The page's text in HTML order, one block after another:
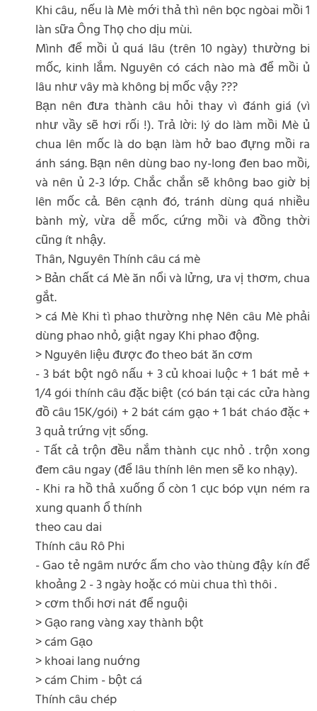
Khi câu, nếu là Mè mới thả thì nên bọc ngòai mồi 1
làn sữa Ông Thọ cho dịu mùi.
Mình để mồi ủ quá lâu (trên 10 ngày) thường bi
mốc, kinh lắm. Nguyên có cách nào mà để mồi ủ
lâu như vây mà không bị mốc vậy ???
Bạn nên đưa thành câu hỏi thay vì đánh giá (vì
như vầy sẽ hơi rối !). Trả lời: lý do làm mồi Mè ủ
chua lên mốc là do bạn làm hở bao đựng mồi ra
ánh sáng. Bạn nên dùng bao ny-long đen bao mồi,
và nên ủ 2-3 lớp. Chắc chắn sẽ không bao giờ bị
lên mốc cả. Bên cạnh đó, tránh dùng quá nhiều
bành mỳ, vừa dễ mốc, cứng mồi và đồng thời
cũng ít nhậy.
Thân, Nguyên Thính câu cá mè
> Bản chất cá Mè ăn nổi và lửng, ưa vị thơm, chua
gắt.
> cá Mè Khi tì phao thường nhẹ Nên câu Mè phải
dùng phao nhỏ, giật ngay Khi phao động.
> Nguyên liệu được đo theo bát ăn cơm
- 3 bát bột ngô nấu + 3 củ khoai luộc + 1 bát mẻ +
1/4 gói thính câu đặc biệt (có bán tại các cửa hàng
đồ câu 15K/gói) + 2 bát cám gạo + 1 bát cháo đặc +
3 quả trứng vịt sống.
- Tất cả trộn đều nắm thành cục nhỏ . trộn xong
đem câu ngay (để lâu thính lên men sẽ ko nhạy).
- Khi ra hồ thả xuống ổ còn 1 cục bóp vụn ném ra
xung quanh ổ thính
theo cau dai
Thính câu Rô Phi
- Gao tẻ ngâm nước ấm cho vào thùng đậy kín để
khoảng 2 - 3 ngày hoặc có mùi chua thì thôi .
> cơm thổi hơi nát để nguội
> Gạo rang vàng xay thành bột
> cám Gạo
> khoai lang nuớng
> cám Chim - bột cá
Thính câu chép